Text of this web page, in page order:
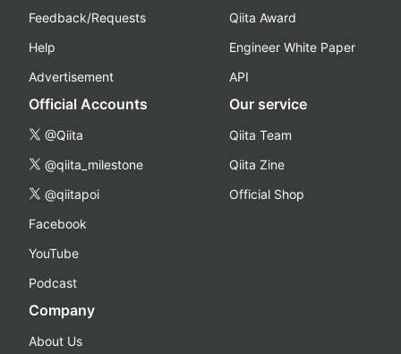
Feedback/Requests
Help
Advertisement
Qiita Award
Engineer White Paper
API
Official Accounts
@Qiita
@qiita_milestone
@qiitapoi
Facebook
YouTube
Podcast
Our service
Qiita Team
Qiita Zine
Official Shop
Company
About Us